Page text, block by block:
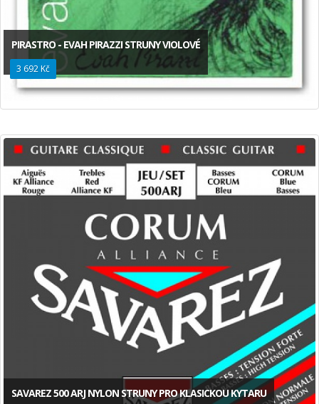
PIRASTRO - EVAH PIRAZZI STRUNY VIOLOVÉ
3 692 Kč
SAVAREZ 500 ARJ NYLON STRUNY PRO KLASICKOU KYTARU